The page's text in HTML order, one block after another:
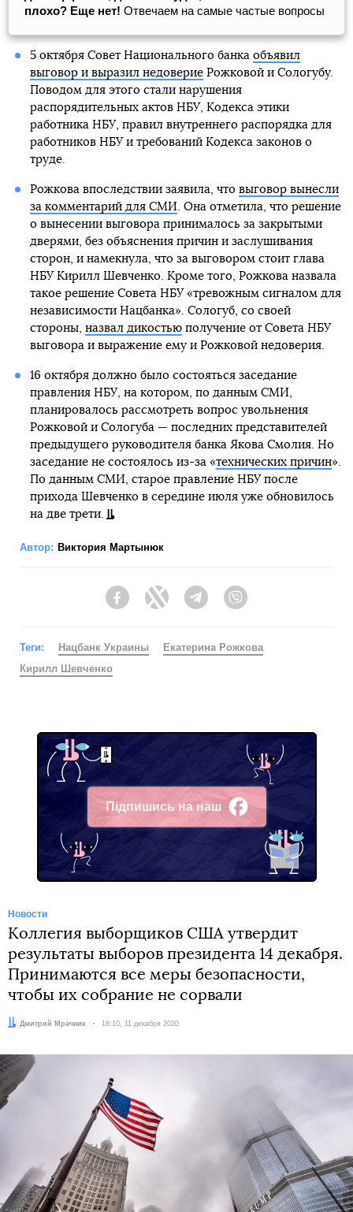
плохо? Еще нет! Отвечаем на самые частые вопросы
5 октября Совет Национального банка объявил
выговор и выразил недовериеРожковой и Сологубу.
Поводом для этого стали нарушения
распорядительных актов НБУ, Кодекса этики
работника НБУ, правил внутреннего распорядка для
работников НБУ и требований Кодекса законов о
труде.
Рожкова впоследствии заявила, что выговор вынесли
за комментарий для СМИ. Она отметила, что решение
о вынесении выговора принималось за закрытыми
дверями, без объяснения причин и заслушивания
сторон, и намекнула, что за выговором стоит глава
НБУ Кирилл Шевченко. Кроме того, Рожкова назвала
такое решение Совета НБУ «тревожным сигналом для
независимости Нацбанка». Сологуб, со своей
стороны, назвал дикостьюполучение от Совета НБУ
выговора и выражение ему и Рожковой недоверия.
16 октября должно было состояться заседание
правления НБУ, на котором, по данным СМИ,
планировалось рассмотреть вопрос увольнения
Рожковой и Сологуба — последних представителей
предыдущего руководителя банка Якова Смолия. Но
заседание не состоялось из-за «технических причин».
По данным СМИ, старое правление НБУ после
прихода Шевченко в середине июля уже обновилось
на две трети.
Автор: Виктория Мартынюк
FacebookTwitter Telegram
Теги: Нацбанк Украины
Екатерина Рожкова
Кирилл Шевченко
Підпишись на наш
Facebook
Новости
Коллегия выборщиков США утвердит
результаты выборов президента 14 декабря.
Принимаются все меры безопасности,
чтобы их собрание не сорвали
Автор:
Дмитрий Мрачник Дата:
18:10, 11 декабря 2020